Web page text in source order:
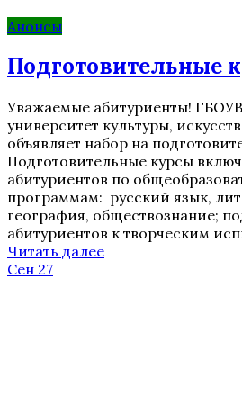
Анонсы
Подготовительные
Уважаемые абитуриенты!
университет культуры,
объявляет набор на
Подготовительные курсы
абитуриентов по
программам: русский язык,
география, обществознание;
абитуриентов к творческим
Читать далее
Сен 27